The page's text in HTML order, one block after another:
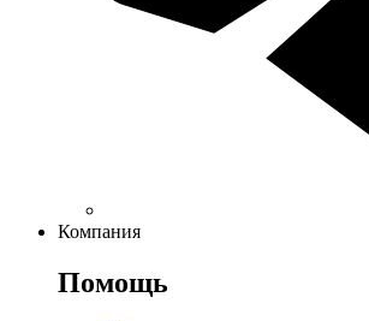
Компания
Помощь